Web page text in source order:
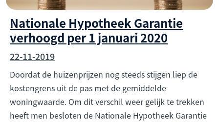
Nationale Hypotheek Garantie
verhoogd per 1 januari 2020
22-11-2019
Doordat de huizenprijzen nog steeds stijgen liep de
kostengrens uit de pas met de gemiddelde
woningwaarde. Om dit verschil weer gelijk te trekken
heeft men besloten de Nationale Hypotheek Garantie